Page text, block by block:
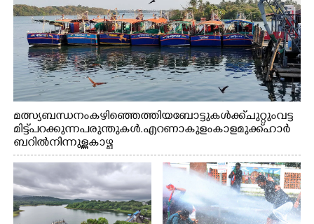
മത്സ്യബന്ധനം കഴിഞ്ഞെത്തിയ ബോട്ടുകൾക്ക് ചുറ്റും വട്ട
മിട്ട് പറക്കുന്ന പരുന്തുകൾ. എറണാകുളം കാളമുക്ക് ഹാർ
ബറിൽ നിന്നുള്ള കാഴ്ച